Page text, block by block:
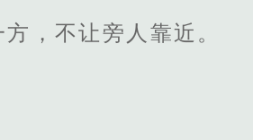
，不让旁人靠近。